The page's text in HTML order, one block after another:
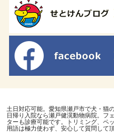
土日対応可能。愛知県瀬戸市で犬・猫
日帰り入院なら瀬戸健滉動物病院。フ
ターも診療可能です。トリミング、ペ
用語は極力使わず、安心して質問して頂